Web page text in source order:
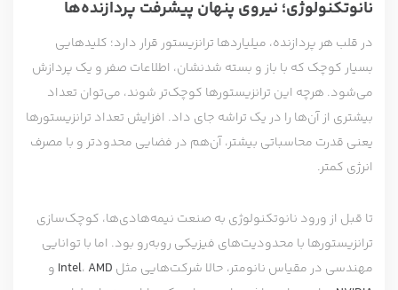
نانوتکنولوژی؛ نیروی پنهان پیشرفت پردازنده‌ها
در قلب هر پردازنده، میلیاردها ترانزیستور قرار دارد؛ کلیدهایی
بسیار کوچک که با باز و بسته شدنشان، اطلاعات صفر و یک پردازش
می‌شود. هرچه این ترانزیستورها کوچک‌تر شوند، می‌توان تعداد
بیشتری از آن‌ها را در یک تراشه جای داد. افزایش تعداد ترانزیستورها
یعنی قدرت محاسباتی بیشتر، آن‌هم در فضایی محدودتر و با مصرف
انرژی کمتر.
تا قبل از ورود نانوتکنولوژی به صنعت نیمه‌هادی‌ها، کوچک‌سازی
ترانزیستورها با محدودیت‌های فیزیکی روبه‌رو بود. اما با توانایی
مهندسی در مقیاس نانومتر، حالا شرکت‌هایی مثل
Intel، AMD
و